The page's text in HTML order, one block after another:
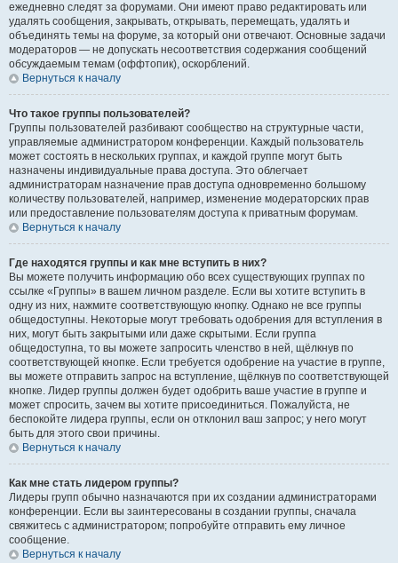
ежедневно следят за форумами. Они имеют право редактировать или
удалять сообщения, закрывать, открывать, перемещать, удалять и
объединять темы на форуме, за который они отвечают. Основные задачи
модераторов — не допускать несоответствия содержания сообщений
обсуждаемым темам (оффтопик), оскорблений.
Вернуться к началу
Что такое группы пользователей?
Группы пользователей разбивают сообщество на структурные части,
управляемые администратором конференции. Каждый пользователь
может состоять в нескольких группах, и каждой группе могут быть
назначены индивидуальные права доступа. Это облегчает
администраторам назначение прав доступа одновременно большому
количеству пользователей, например, изменение модераторских прав
или предоставление пользователям доступа к приватным форумам.
Вернуться к началу
Где находятся группы и как мне вступить в них?
Вы можете получить информацию обо всех существующих группах по
ссылке «Группы» в вашем личном разделе. Если вы хотите вступить в
одну из них, нажмите соответствующую кнопку. Однако не все группы
общедоступны. Некоторые могут требовать одобрения для вступления в
них, могут быть закрытыми или даже скрытыми. Если группа
общедоступна, то вы можете запросить членство в ней, щёлкнув по
соответствующей кнопке. Если требуется одобрение на участие в группе,
вы можете отправить запрос на вступление, щёлкнув по соответствующей
кнопке. Лидер группы должен будет одобрить ваше участие в группе и
может спросить, зачем вы хотите присоединиться. Пожалуйста, не
беспокойте лидера группы, если он отклонил ваш запрос; у него могут
быть для этого свои причины.
Вернуться к началу
Как мне стать лидером группы?
Лидеры групп обычно назначаются при их создании администраторами
конференции. Если вы заинтересованы в создании группы, сначала
свяжитесь с администратором; попробуйте отправить ему личное
сообщение.
Вернуться к началу